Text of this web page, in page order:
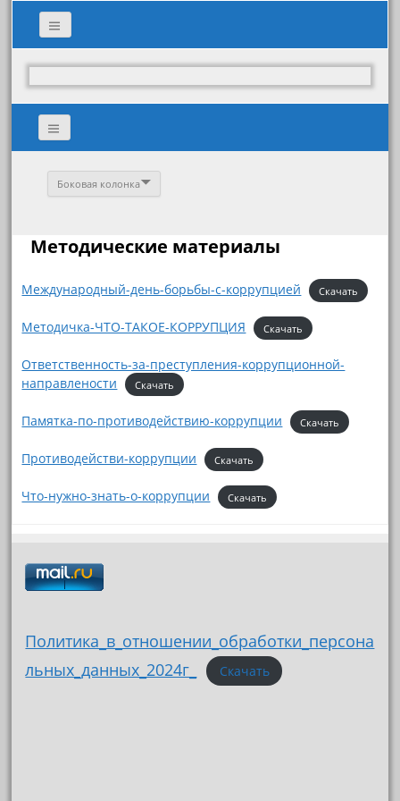
Боковая колонка
Методические материалы
Международный-день-борьбы-с-коррупцией Скачать
Методичка-ЧТО-ТАКОЕ-КОРРУПЦИЯ Скачать
Ответственность-за-преступления-коррупционной-
направлености
Скачать
Памятка-по-противодействию-коррупции Скачать
Противодействи-коррупции Скачать
Что-нужно-знать-о-коррупции Скачать
Политика_в_отношении_обработки_персона
льных_данных_2024г_
Скачать